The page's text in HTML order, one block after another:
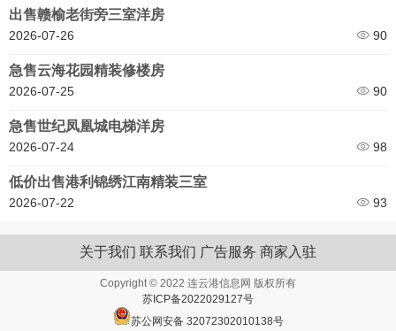
出售赣榆老街旁三室洋房
2026-07-26 90
急售云海花园精装修楼房
2026-07-25 90
急售世纪凤凰城电梯洋房
2026-07-24 98
低价出售港利锦绣江南精装三室
2026-07-22 93
关于我们 联系我们 广告服务 商家入驻
Copyright © 2022 连云港信息网 版权所有
苏ICP备2022029127号
苏公网安备 32072302010138号